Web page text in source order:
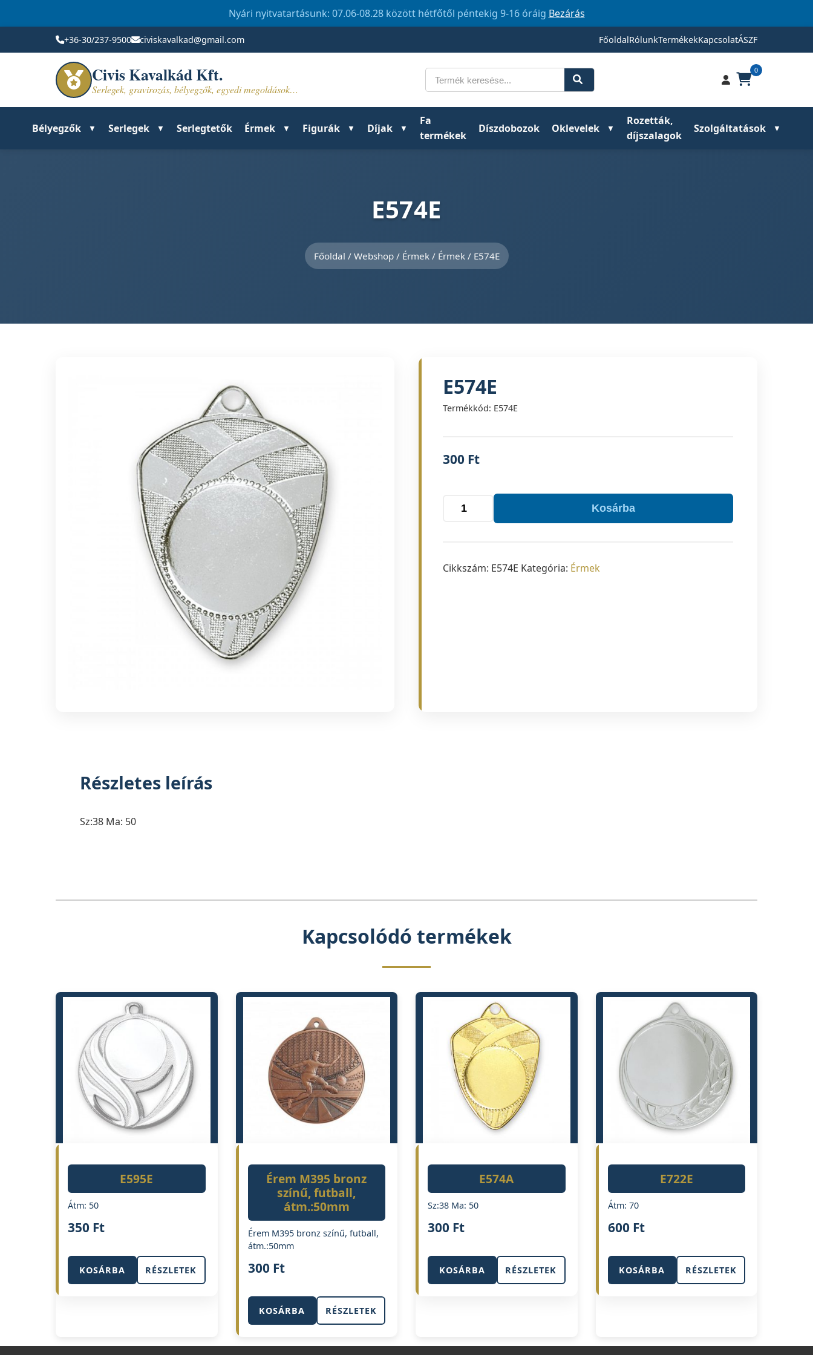
Nyári nyitvatartásunk: 07.06-08.28 között hétfőtől péntekig 9-16 óráig Bezárás
+36-30/237-9500 civiskavalkad@gmail.com FőoldalRólunkTermékekKapcsolatÁSZF
Civis Kavalkád Kft.
Serlegek, gravirozás, bélyegzők, egyedi megoldások…
Keresés 0
Bélyegzők Serlegek Serlegtetők Érmek Figurák Díjak
Fa
termékek
Díszdobozok Oklevelek
Rozetták,
díjszalagok
Szolgáltatások
E574E
Főoldal / Webshop/ Érmek/ Érmek/ E574E
E574E
Termékkód: E574E
300 Ft
E574E
mennyiség
Kosárba
Cikkszám: E574E Kategória: Érmek
Részletes leírás
Sz:38 Ma: 50
Kapcsolódó termékek
E595E
Átm: 50
350 Ft
KOSÁRBA RÉSZLETEK
Érem M395 bronz
színű, futball,
átm.:50mm
Érem M395 bronz színű, futball,
átm.:50mm
300 Ft
KOSÁRBA RÉSZLETEK
E574A
Sz:38 Ma: 50
300 Ft
KOSÁRBA RÉSZLETEK
E722E
Átm: 70
600 Ft
KOSÁRBA RÉSZLETEK